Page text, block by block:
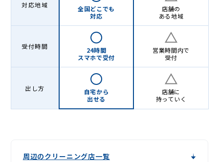
グ
対応地域
全国どこでも
対応
店舗の
ある地域
受付時間
24時間
スマホで受付
営業時間内で
受付
出し方
自宅から
出せる
店舗に
持っていく
周辺のクリーニング店一覧